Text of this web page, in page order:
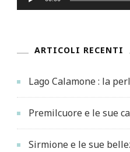
ARTICOLI RECENTI
Lago Calamone : la
Premilcuore e le sue
Sirmione e le sue